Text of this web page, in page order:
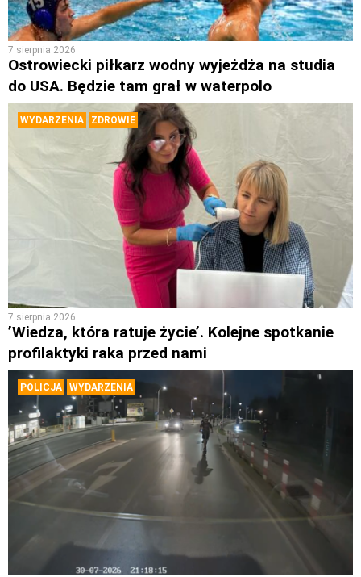
7 sierpnia 2026
Ostrowiecki piłkarz wodny wyjeżdża na studia
do USA. Będzie tam grał w waterpolo
WYDARZENIA ZDROWIE
7 sierpnia 2026
’Wiedza, która ratuje życie’. Kolejne spotkanie
profilaktyki raka przed nami
POLICJA WYDARZENIA